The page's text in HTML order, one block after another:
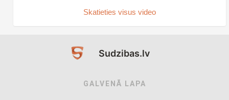
Skatieties visus video
Sudzibas.lv
GALVENĀ LAPA